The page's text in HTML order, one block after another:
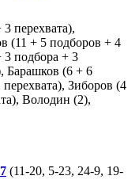
перехвата),
(11 + 5 подборов + 4
3 подбора + 3
Барашков (6 + 6
Зиборов (4
Володин (2),
(11-20, 5-23, 24-9, 19-